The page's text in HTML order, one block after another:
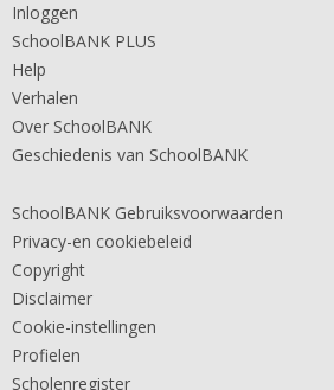
Inloggen
SchoolBANK PLUS
Help
Verhalen
Over SchoolBANK
Geschiedenis van SchoolBANK
SchoolBANK Gebruiksvoorwaarden
Privacy-en cookiebeleid
Copyright
Disclaimer
Cookie-instellingen
Profielen
Scholenregister